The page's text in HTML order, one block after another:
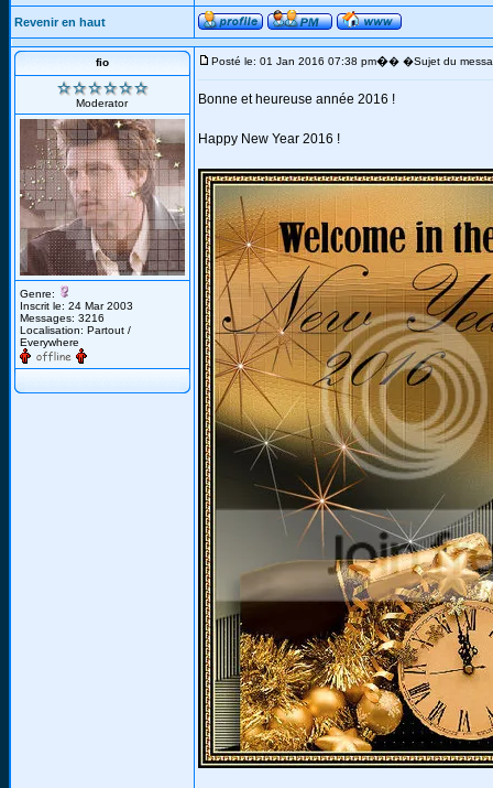
Revenir en haut
fio
Moderator
Genre:
Inscrit le: 24 Mar 2003
Messages: 3216
Localisation: Partout /
Everywhere
Posté le: 01 Jan 2016 07:38 pm�� �Sujet du
Bonne et heureuse année 2016 !
Happy New Year 2016 !